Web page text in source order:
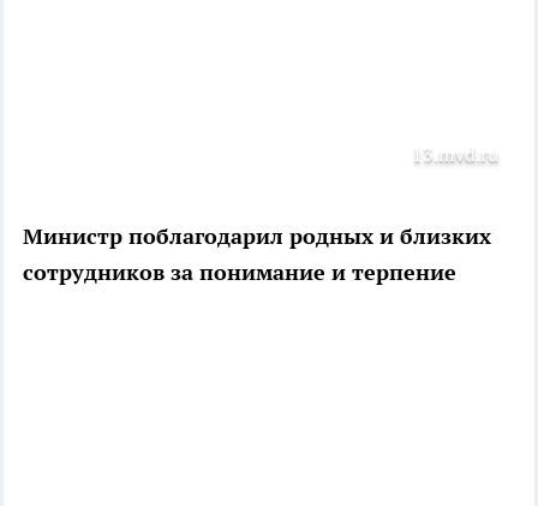
13.mvd.ru
Министр поблагодарил родных и близких
сотрудников за понимание и терпение